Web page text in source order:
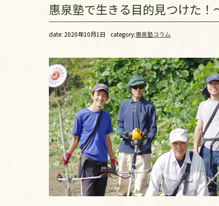
惠泉塾で生きる目的見つけた
date: 2020年10月1日 category:惠泉塾コラム